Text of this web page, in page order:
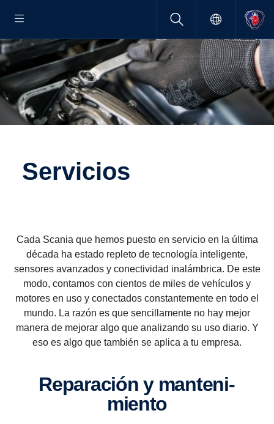
Servi­cios
Cada Scania que hemos puesto en servicio en la última
década ha estado repleto de tecnología inteligente,
sensores avanzados y conectividad inalámbrica. De este
modo, contamos con cientos de miles de vehículos y
motores en uso y conectados constantemente en todo el
mundo. La razón es que sencillamente no hay mejor
manera de mejorar algo que analizando su uso diario. Y
eso es algo que también se aplica a tu empresa.
Repara­ción y mante­ni­
miento